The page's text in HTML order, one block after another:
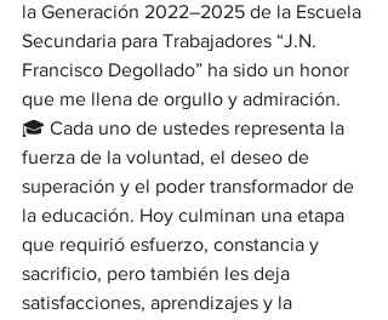
la Generación 2022–2025 de la Escuela
Secundaria para Trabajadores “J.N.
Francisco Degollado” ha sido un honor
que me llena de orgullo y admiración.
🎓 Cada uno de ustedes representa la
fuerza de la voluntad, el deseo de
superación y el poder transformador de
la educación. Hoy culminan una etapa
que requirió esfuerzo, constancia y
sacrificio, pero también les deja
satisfacciones, aprendizajes y la